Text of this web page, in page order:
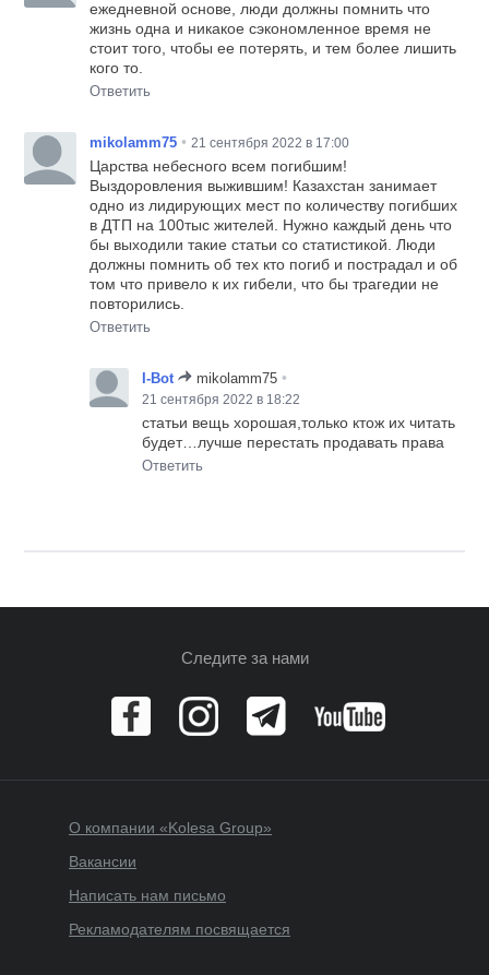
ежедневной основе, люди должны помнить что
жизнь одна и никакое сэкономленное время не
стоит того, чтобы ее потерять, и тем более лишить
кого то.
Ответить
mikolamm75 • 21 сентября 2022 в 17:00
Царства небесного всем погибшим!
Выздоровления выжившим! Казахстан занимает
одно из лидирующих мест по количеству погибших
в ДТП на 100тыс жителей. Нужно каждый день что
бы выходили такие статьи со статистикой. Люди
должны помнить об тех кто погиб и пострадал и об
том что привело к их гибели, что бы трагедии не
повторились.
Ответить
I-Bot mikolamm75 •
21 сентября 2022 в 18:22
статьи вещь хорошая,только ктож их читать
будет…лучше перестать продавать права
Ответить
Следите за нами
О компании «Kolesa Group»
Вакансии
Написать нам письмо
Рекламодателям посвящается